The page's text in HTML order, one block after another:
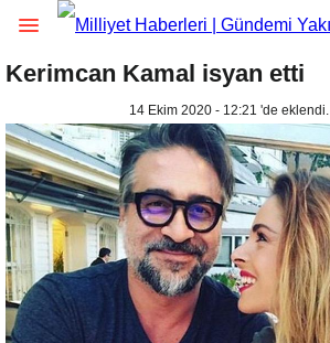
Kerimcan Kamal isyan etti
14 Ekim 2020 - 12:21 'de eklendi.